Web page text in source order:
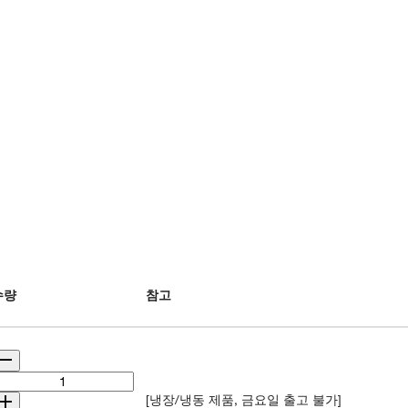
량 참고
[냉장/냉동 제품, 금요일 출고 불가]